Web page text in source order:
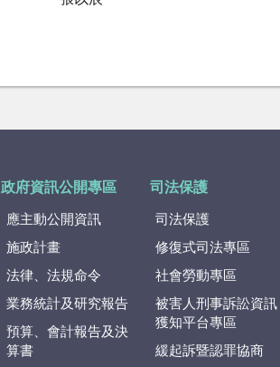
政府資訊公開專區
應主動公開資訊
施政計畫
法律、法規命令
業務統計及研究報告
預算、會計報告及決
算書
司法保護
司法保護
修復式司法專區
社會勞動專區
被害人刑事訴訟資訊
獲知平台專區
緩起訴暨認罪協商